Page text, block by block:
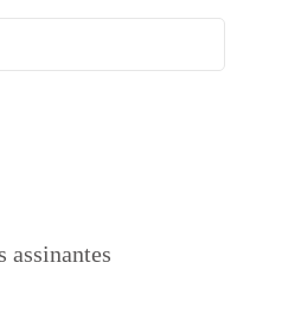
assinantes